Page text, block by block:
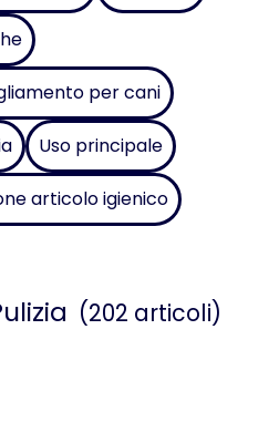
per cani
Uso principale
articolo igienico
(202 articoli)